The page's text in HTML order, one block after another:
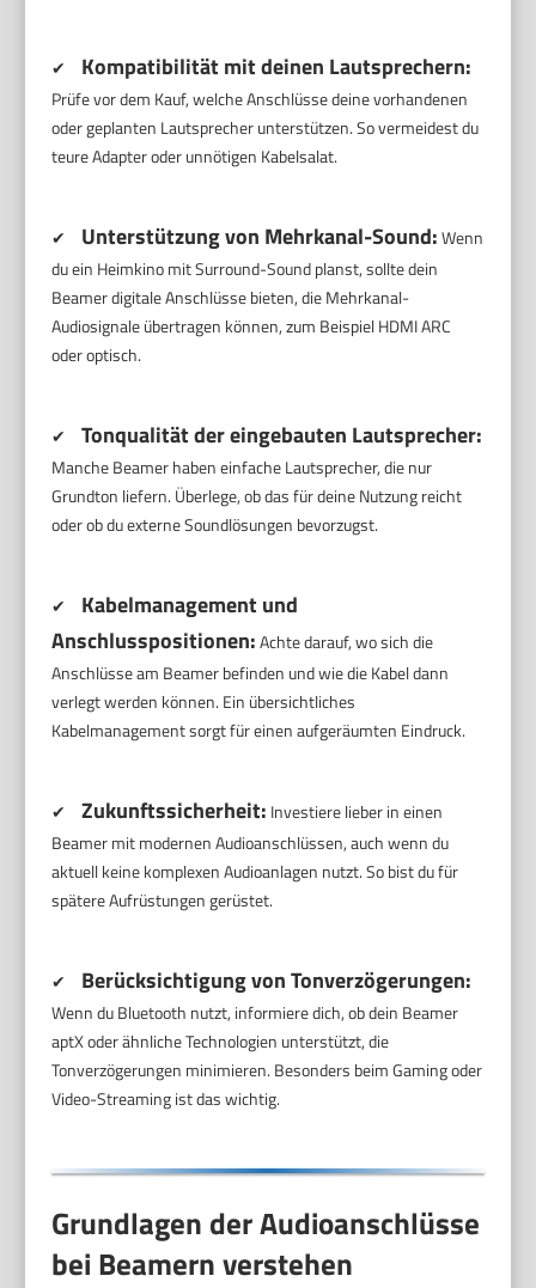
✔ Kompatibilität mit deinen Lautsprechern:
Prüfe vor dem Kauf, welche Anschlüsse deine vorhandenen
oder geplanten Lautsprecher unterstützen. So vermeidest du
teure Adapter oder unnötigen Kabelsalat.
✔ Unterstützung von Mehrkanal-Sound:Wenn
du ein Heimkino mit Surround-Sound planst, sollte dein
Beamer digitale Anschlüsse bieten, die Mehrkanal-
Audiosignale übertragen können, zum Beispiel HDMI ARC
oder optisch.
✔ Tonqualität der eingebauten Lautsprecher:
Manche Beamer haben einfache Lautsprecher, die nur
Grundton liefern. Überlege, ob das für deine Nutzung reicht
oder ob du externe Soundlösungen bevorzugst.
✔
Kabelmanagement und
Anschlusspositionen:Achte darauf, wo sich die
Anschlüsse am Beamer befinden und wie die Kabel dann
verlegt werden können. Ein übersichtliches
Kabelmanagement sorgt für einen aufgeräumten Eindruck.
✔ Zukunftssicherheit: Investiere lieber in einen
Beamer mit modernen Audioanschlüssen, auch wenn du
aktuell keine komplexen Audioanlagen nutzt. So bist du für
spätere Aufrüstungen gerüstet.
✔ Berücksichtigung von Tonverzögerungen:
Wenn du Bluetooth nutzt, informiere dich, ob dein Beamer
aptX oder ähnliche Technologien unterstützt, die
Tonverzögerungen minimieren. Besonders beim Gaming oder
Video-Streaming ist das wichtig.
Grundlagen der Audioanschlüsse
bei Beamern verstehen